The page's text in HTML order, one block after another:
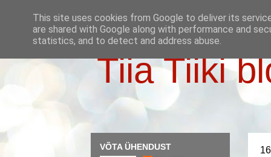
Tiia Tiiki
VÕTA ÜHENDUST
This site uses cookies from Google to deliver its
are shared with Google along with performance and
statistics, and to detect and address abuse.